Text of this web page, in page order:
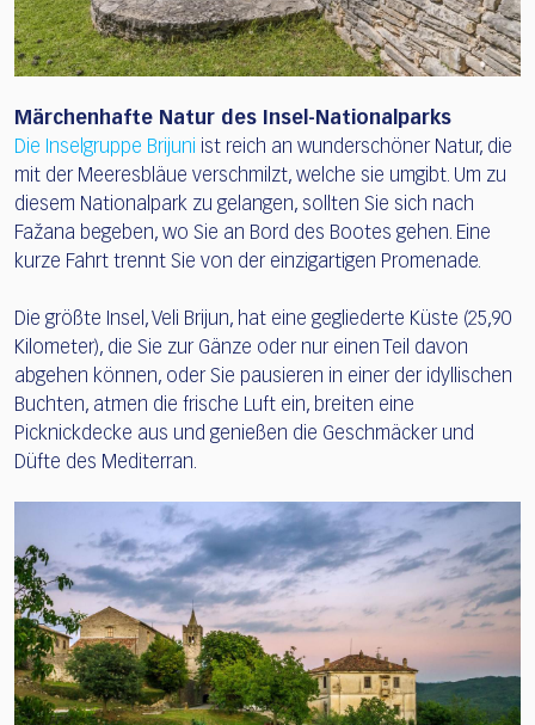
Märchenhafte Natur des Insel-Nationalparks
Die Inselgruppe Brijuni ist reich an wunderschöner Natur, die
mit der Meeresbläue verschmilzt, welche sie umgibt. Um zu
diesem Nationalpark zu gelangen, sollten Sie sich nach
Fažana begeben, wo Sie an Bord des Bootes gehen. Eine
kurze Fahrt trennt Sie von der einzigartigen Promenade.
Die größte Insel, Veli Brijun, hat eine gegliederte Küste (25,90
Kilometer), die Sie zur Gänze oder nur einen Teil davon
abgehen können, oder Sie pausieren in einer der idyllischen
Buchten, atmen die frische Luft ein, breiten eine
Picknickdecke aus und genießen die Geschmäcker und
Düfte des Mediterran.